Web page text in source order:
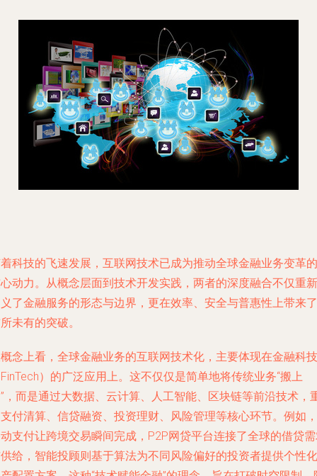
科技的飞速发展，互联网技术已成为推动全球金融业务变革的
动力。从概念层面到技术开发实践，两者的深度融合不仅重新
了金融服务的形态与边界，更在效率、安全与普惠性上带来了
未有的突破。
念上看，全球金融业务的互联网技术化，主要体现在金融科技
）的广泛应用上。这不仅仅是简单地将传统业务“搬上
，而是通过大数据、云计算、人工智能、区块链等前沿技术，
付清算、信贷融资、投资理财、风险管理等核心环节。例如，
支付让跨境交易瞬间完成，P2P网贷平台连接了全球的借贷
给，智能投顾则基于算法为不同风险偏好的投资者提供个性化